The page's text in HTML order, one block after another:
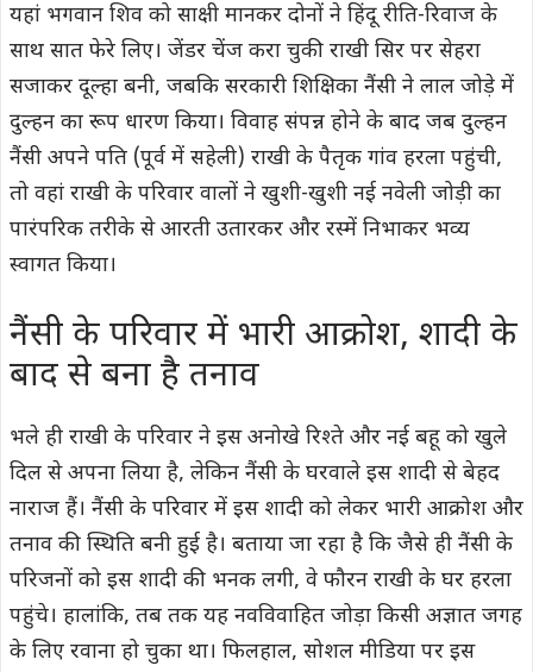
यहां भगवान शिव को साक्षी मानकर दोनों ने हिंदू रीति-रिवाज के
साथ सात फेरे लिए। जेंडर चेंज करा चुकी राखी सिर पर सेहरा
सजाकर दूल्हा बनी, जबकि सरकारी शिक्षिका नैंसी ने लाल जोड़े में
दुल्हन का रूप धारण किया। विवाह संपन्न होने के बाद जब दुल्हन
नैंसी अपने पति (पूर्व में सहेली) राखी के पैतृक गांव हरला पहुंची,
तो वहां राखी के परिवार वालों ने खुशी-खुशी नई नवेली जोड़ी का
पारंपरिक तरीके से आरती उतारकर और रस्में निभाकर भव्य
स्वागत किया।
नैंसी के परिवार में भारी आक्रोश, शादी के
बाद से बना है तनाव
भले ही राखी के परिवार ने इस अनोखे रिश्ते और नई बहू को खुले
दिल से अपना लिया है, लेकिन नैंसी के घरवाले इस शादी से बेहद
नाराज हैं। नैंसी के परिवार में इस शादी को लेकर भारी आक्रोश और
तनाव की स्थिति बनी हुई है। बताया जा रहा है कि जैसे ही नैंसी के
परिजनों को इस शादी की भनक लगी, वे फौरन राखी के घर हरला
पहुंचे। हालांकि, तब तक यह नवविवाहित जोड़ा किसी अज्ञात जगह
के लिए रवाना हो चुका था। फिलहाल, सोशल मीडिया पर इस